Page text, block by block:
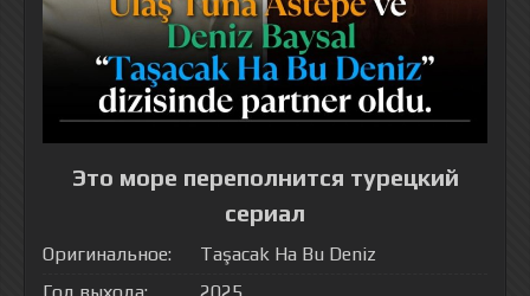
Это море переполнится турецкий
сериал
Оригинальное:
Taşacak Ha Bu Deniz